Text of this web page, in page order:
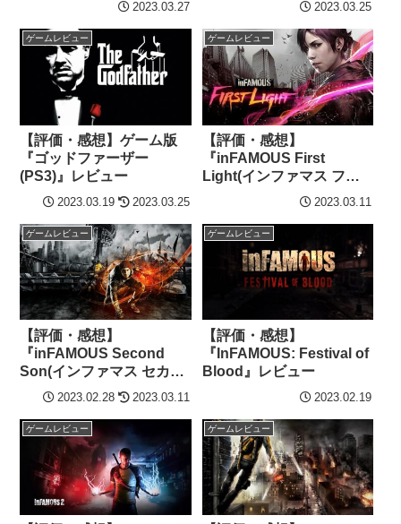
2023.03.27 2023.03.25
ゲームレビュー
【評価・感想】ゲーム版
『ゴッドファーザー
(PS3)』レビュー
2023.03.19 2023.03.25
ゲームレビュー
【評価・感想】
『inFAMOUS First
Light(インファマス ファ
ースト・ライト)』レビュ
2023.03.11
ゲームレビュー
【評価・感想】
『inFAMOUS Second
Son(インファマス セカン
ド・サン)』レビュー
2023.02.28 2023.03.11
ゲームレビュー
【評価・感想】
『InFAMOUS: Festival of
Blood』レビュー
2023.02.19
ゲームレビュー ゲームレビュー